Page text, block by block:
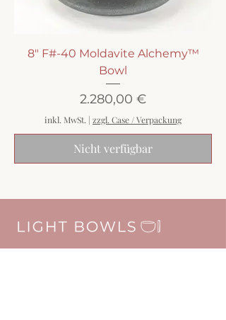
8" F#-40 Moldavite Alchemy™
Bowl
Preis
2.280,00 €
inkl. MwSt. | zzgl. Case / Verpackung
Nicht verfügbar